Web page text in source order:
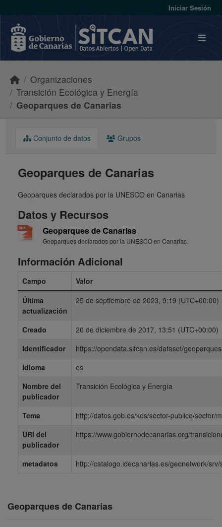
Iniciar Sesión
Organizaciones
Transición Ecológica y Energía
Geoparques de Canarias
Geoparques de Canarias
Conjunto de datos Grupos
Geoparques de Canarias
Geoparques declarados por la UNESCO en Canarias
Datos y Recursos
Geoparques de Canarias
Geoparques declarados por la UNESCO en Canarias.
Información Adicional
Campo
Valor
Última
actualización
25 de septiembre de 2023, 9:19 (UTC+00:00)
Creado
20 de diciembre de 2017, 13:51 (UTC+00:00)
Identificador
https://opendata.sitcan.es/dataset/
Idioma
es
Nombre del
publicador
Transición Ecológica y Energía
Tema
http://datos.gob.es/kos/sector-publico/sector/
URI del
publicador
https://www.gobiernodecanarias.org/
metadatos http://catalogo.idecanarias.es/geonetwork/